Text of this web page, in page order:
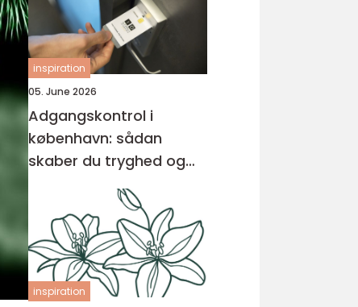
inspiration
05. June 2026
Adgangskontrol i
københavn: sådan
skaber du tryghed og
inspiration